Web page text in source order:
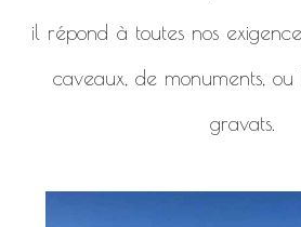
il répond à toutes nos
caveaux, de monuments, ou
gravats.